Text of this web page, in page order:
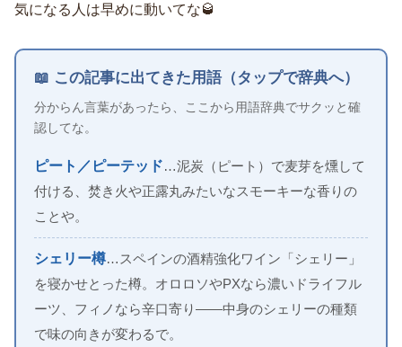
気になる人は早めに動いてな🥃
📖 この記事に出てきた用語（タップで辞典へ）
分からん言葉があったら、ここから用語辞典でサクッと確
認してな。
ピート／ピーテッド…泥炭（ピート）で麦芽を燻して
付ける、焚き火や正露丸みたいなスモーキーな香りの
ことや。
シェリー樽…スペインの酒精強化ワイン「シェリー」
を寝かせとった樽。オロロソやPXなら濃いドライフル
ーツ、フィノなら辛口寄り——中身のシェリーの種類
で味の向きが変わるで。